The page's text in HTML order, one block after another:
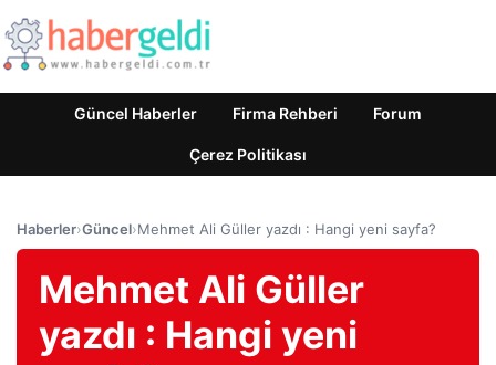
Güncel Haberler Firma Rehberi Forum
Çerez Politikası
Haberler›Güncel›Mehmet Ali Güller yazdı : Hangi yeni sayfa?
Mehmet Ali Güller
yazdı : Hangi yeni